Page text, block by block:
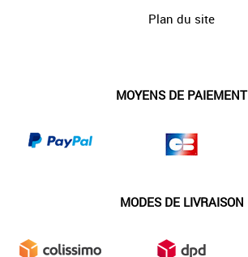
Plan du site
MOYENS DE PAIEMENT
MODES DE LIVRAISON